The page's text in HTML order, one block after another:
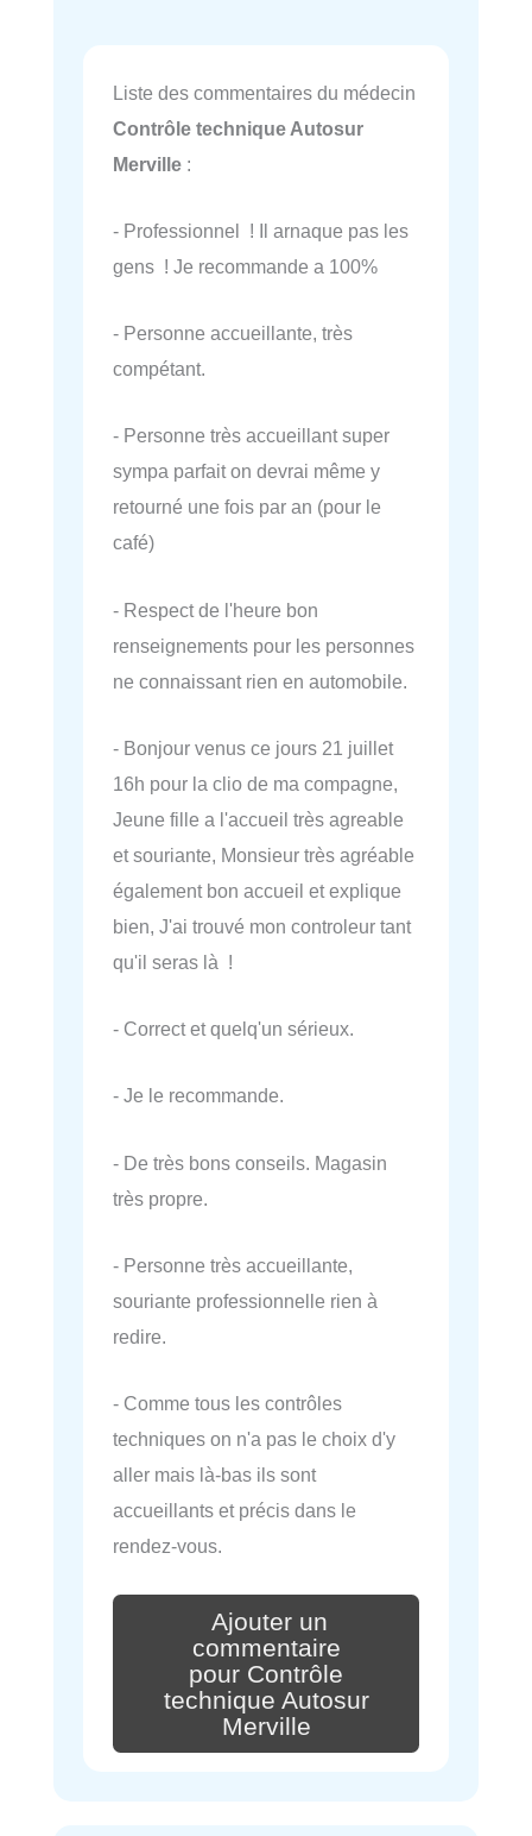
Liste des commentaires du médecin
Contrôle technique Autosur
Merville :
- Professionnel ! Il arnaque pas les
gens ! Je recommande a 100%
- Personne accueillante, très
compétant.
- Personne très accueillant super
sympa parfait on devrai même y
retourné une fois par an (pour le
café)
- Respect de l'heure bon
renseignements pour les personnes
ne connaissant rien en automobile.
- Bonjour venus ce jours 21 juillet
16h pour la clio de ma compagne,
Jeune fille a l'accueil très agreable
et souriante, Monsieur très agréable
également bon accueil et explique
bien, J'ai trouvé mon controleur tant
qu'il seras là !
- Correct et quelq'un sérieux.
- Je le recommande.
- De très bons conseils. Magasin
très propre.
- Personne très accueillante,
souriante professionnelle rien à
redire.
- Comme tous les contrôles
techniques on n'a pas le choix d'y
aller mais là-bas ils sont
accueillants et précis dans le
rendez-vous.
Ajouter un
commentaire
pour Contrôle
technique Autosur
Merville